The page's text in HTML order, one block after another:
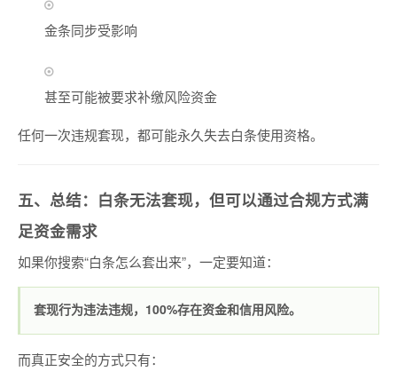
金条同步受影响
甚至可能被要求补缴风险资金
任何一次违规套现，都可能永久失去白条使用资格。
五、总结：白条无法套现，但可以通过合规方式满
足资金需求
如果你搜索“白条怎么套出来”，一定要知道：
套现行为违法违规，100%存在资金和信用风险。
而真正安全的方式只有：